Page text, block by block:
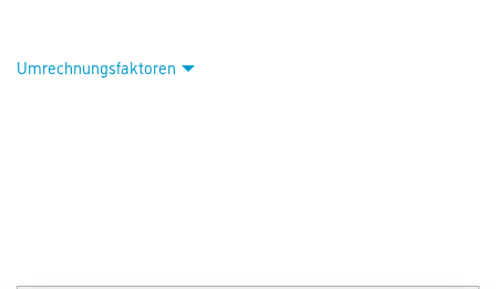
Umrechnungsfaktoren